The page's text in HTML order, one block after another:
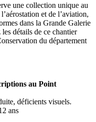
une collection unique au
et de l’aviation,
dans la Grande Galerie
détails de ce chantier
du département
au Point
déficients visuels.
ans